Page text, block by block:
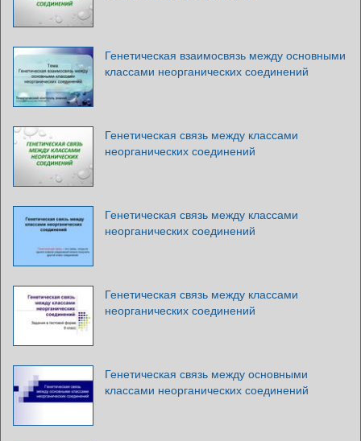
Генетическая взаимосвязь между основными
классами неорганических соединений
Генетическая связь между классами
неорганических соединений
Генетическая связь между классами
неорганических соединений
Генетическая связь между классами
неорганических соединений
Генетическая связь между основными
классами неорганических соединений